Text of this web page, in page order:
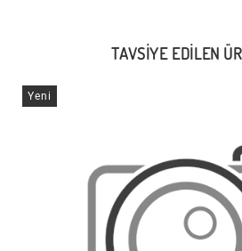
TAVSIYE EDILEN
Yeni